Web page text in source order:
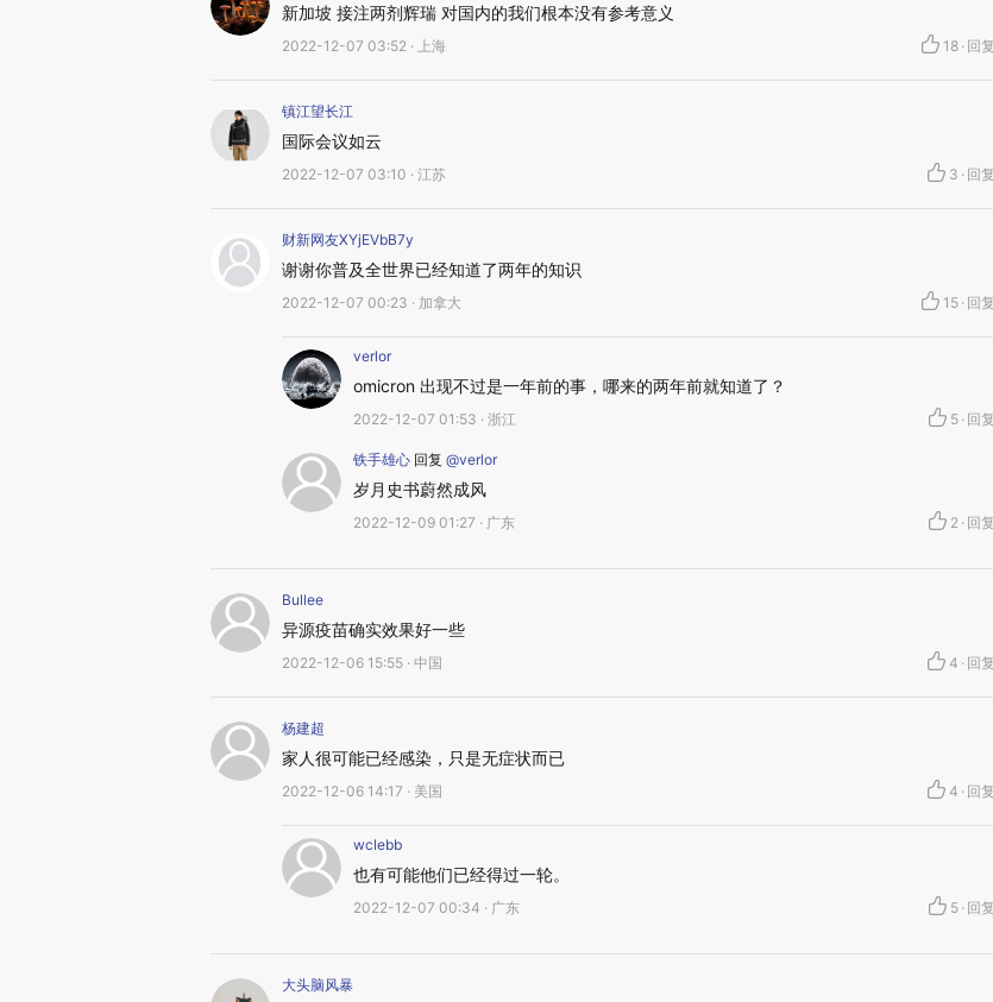
新加坡 接注两剂辉瑞 对国内的我们根本没有参考意义
2022-12-07 03:52 · 上海 18 · 回复
镇江望长江
国际会议如云
2022-12-07 03:10 · 江苏 3 · 回复
财新网友XYjEVbB7y
谢谢你普及全世界已经知道了两年的知识
2022-12-07 00:23 · 加拿大 15 · 回复
verlor
omicron 出现不过是一年前的事，哪来的两年前就知道了？
2022-12-07 01:53 · 浙江 5 · 回复
铁手雄心 回复 @verlor
岁月史书蔚然成风
2022-12-09 01:27 · 广东 2 · 回复
Bullee
异源疫苗确实效果好一些
2022-12-06 15:55 · 中国 4 · 回复
杨建超
家人很可能已经感染，只是无症状而已
2022-12-06 14:17 · 美国 4 · 回复
wclebb
也有可能他们已经得过一轮。
2022-12-07 00:34 · 广东 5 · 回复
大头脑风暴